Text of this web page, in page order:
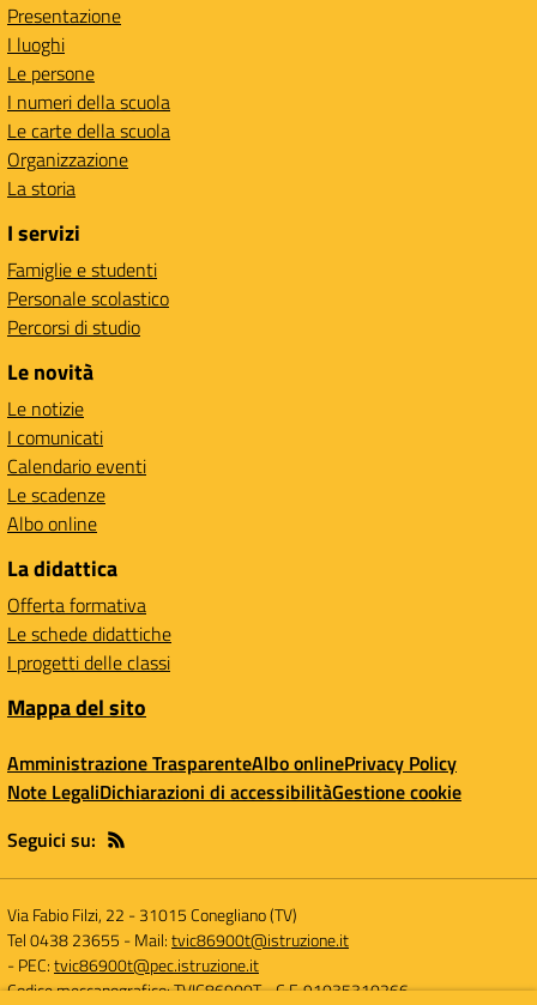
Presentazione
I luoghi
Le persone
I numeri della scuola
Le carte della scuola
Organizzazione
La storia
I servizi
Famiglie e studenti
Personale scolastico
Percorsi di studio
Le novità
Le notizie
I comunicati
Calendario eventi
Le scadenze
Albo online
La didattica
Offerta formativa
Le schede didattiche
I progetti delle classi
Mappa del sito
Amministrazione TrasparenteAlbo onlinePrivacy Policy
Note LegaliDichiarazioni di accessibilitàGestione cookie
Seguici su:
Via Fabio Filzi, 22 -31015 Conegliano (TV)
Tel 0438 23655 - Mail:tvic86900t@istruzione.it
- PEC:tvic86900t@pec.istruzione.it
Codice meccanografico: TVIC86900T- C.F. 91035310266